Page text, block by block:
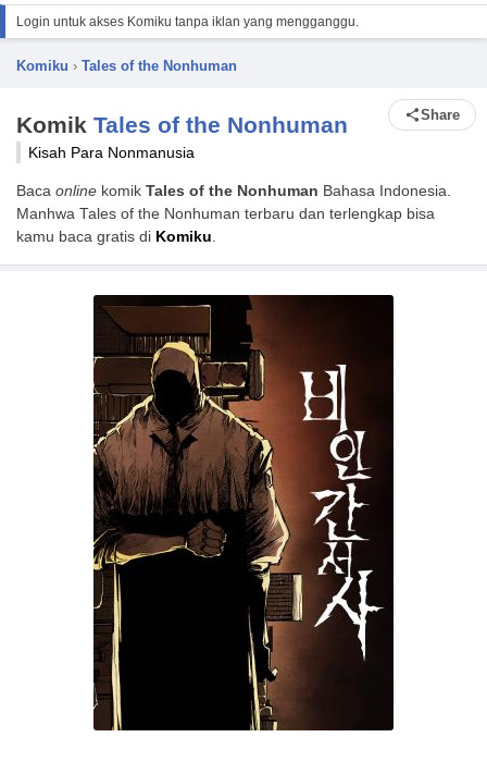
Login untuk akses Komiku tanpa iklan yang mengganggu.
Komiku › Tales of the Nonhuman
Komik Tales of the Nonhuman Share
Kisah Para Nonmanusia
Baca online komik Tales of the Nonhuman Bahasa Indonesia.
Manhwa Tales of the Nonhuman terbaru dan terlengkap bisa
kamu baca gratis di Komiku